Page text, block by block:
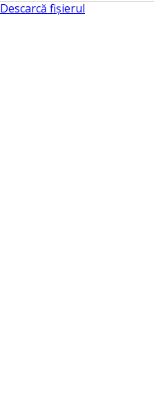
Descarcă fișierul